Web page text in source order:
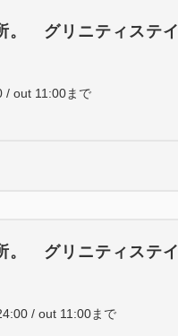
。 グリニティステイ
/ out 11:00まで
。 グリニティステイ
/ out 11:00まで